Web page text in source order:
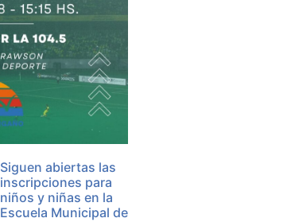
Siguen abiertas las
inscripciones para
niños y niñas en la
Escuela Municipal de